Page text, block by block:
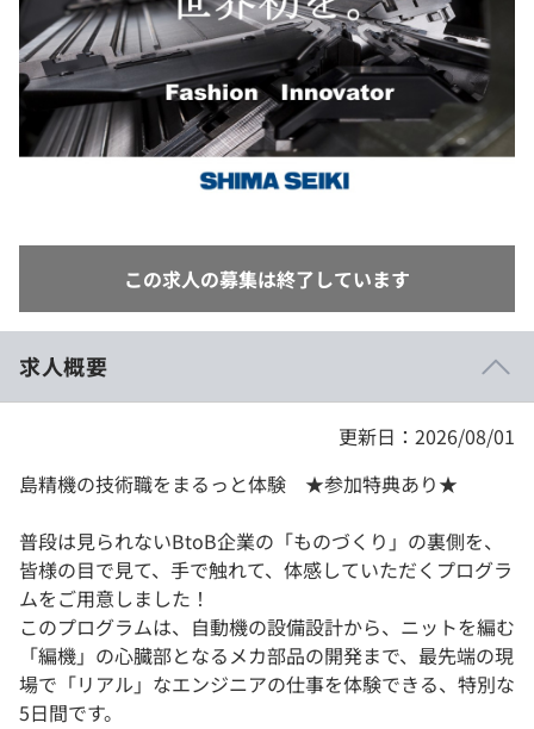
就活成功ガイド
プラン
個人向けプラン
法人向けプラン
この求人の募集は終了しています
求人概要
更新日：2026/08/01
島精機の技術職をまるっと体験 ★参加特典あり★
普段は見られないBtoB企業の「ものづくり」の裏側を、
皆様の目で見て、手で触れて、体感していただくプログラ
ムをご用意しました！
このプログラムは、自動機の設備設計から、ニットを編む
「編機」の心臓部となるメカ部品の開発まで、最先端の現
場で「リアル」なエンジニアの仕事を体験できる、特別な
5日間です。